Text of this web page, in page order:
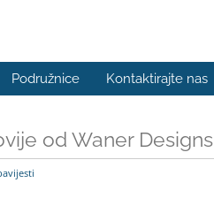
Podružnice Kontaktirajte nas
od Waner Designs